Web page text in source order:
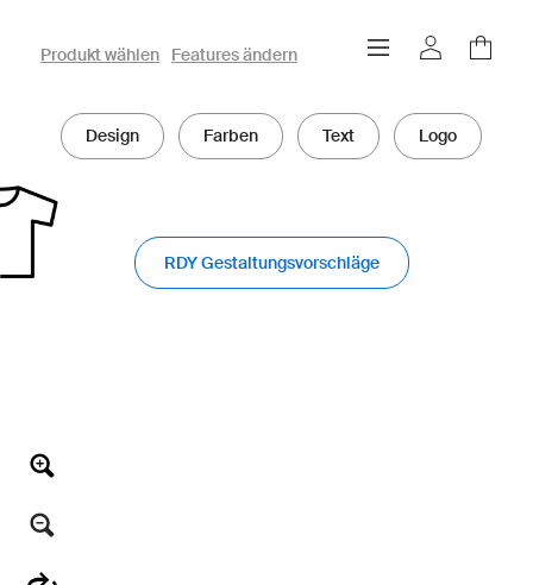
owayo 3D-Konfigurator
Produkt wählen Features ändern
Design Farben Text Logo
RDY Gestaltungsvorschläge